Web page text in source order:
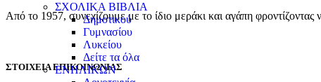
ΣΧΟΛΙΚΑ ΒΙΒΛΙΑ
Δημοτικού
Γυμνασίου
Λυκείου
Δείτε τα όλα
ΕΝΗΛΙΚΩΝ
Από το 1957, συνεχίζουμε με το ίδιο μεράκι και αγάπη
ΣΤΟΙΧΕΙΑ ΕΠΙΚΟΙΝΩΝΙΑΣ